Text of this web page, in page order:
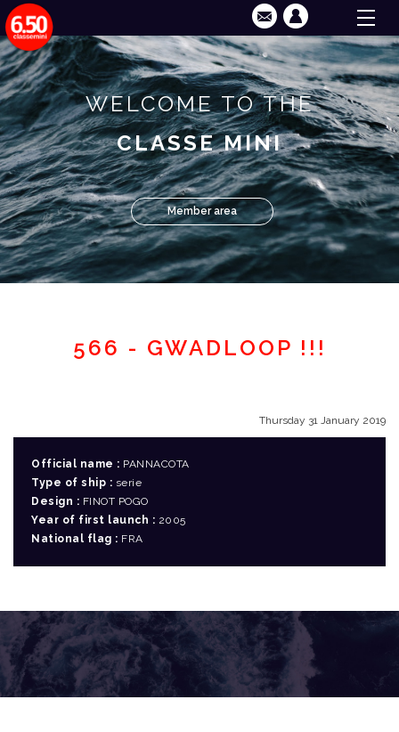
WELCOME TO THE
CLASSE MINI
Member area
566 - GWADLOOP !!!
Thursday 31 January 2019
Official name : PANNACOTA
Type of ship : serie
Design : FINOT POGO
Year of first launch : 2005
National flag : FRA